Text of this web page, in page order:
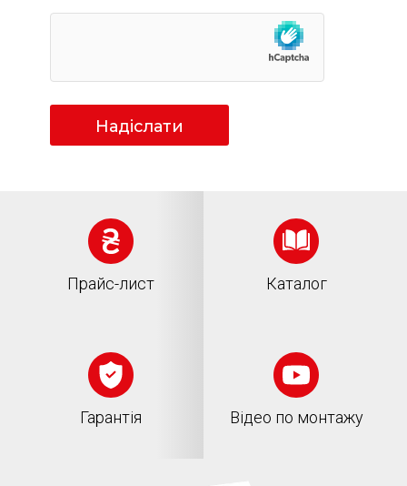
Надіслати
Прайс-лист Каталог
Гарантія Відео по монтажу